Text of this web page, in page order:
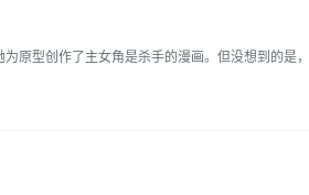
原型创作了主女角是杀手的漫画。但没想到的是